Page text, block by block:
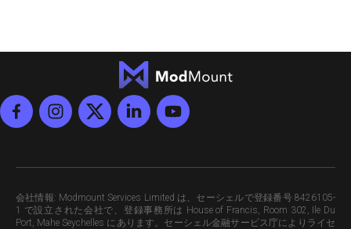
会社情報: Modmount Services Limited は、セーシェルで登録番号 8426105-
1 で設立された会社で、登録事務所は House of Francis, Room 302, Ile Du
Port, Mahe Seychelles にあります。セーシェル金融サービス庁によりライセ